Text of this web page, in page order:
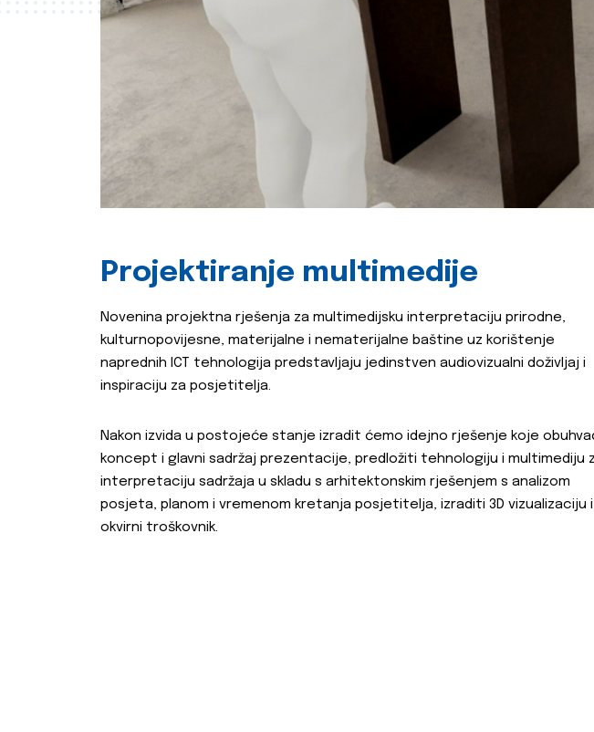
Projektiranje multimedije
Novenina projektna rješenja za multimedijsku interpretaciju prirodne,
kulturnopovijesne, materijalne i nematerijalne baštine uz korištenje
naprednih ICT tehnologija predstavljaju jedinstven audiovizualni doživljaj i
inspiraciju za posjetitelja.
Nakon izvida u postojeće stanje izradit ćemo idejno rješenje koje
koncept i glavni sadržaj prezentacije, predložiti tehnologiju i multimediju
interpretaciju sadržaja u skladu s arhitektonskim rješenjem s analizom
posjeta, planom i vremenom kretanja posjetitelja, izraditi 3D vizualizaciju i
okvirni troškovnik.